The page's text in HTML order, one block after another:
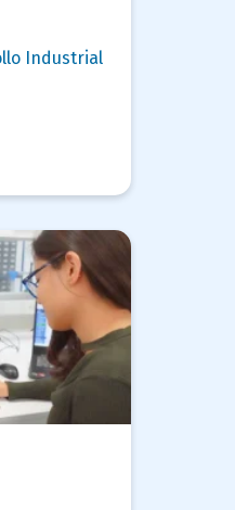
Industrial